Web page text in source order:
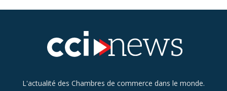
L'actualité des Chambres de commerce dans le monde.